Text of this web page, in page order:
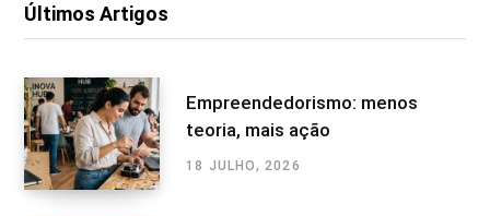
Últimos Artigos
Empreendedorismo: menos
teoria, mais ação
18 JULHO, 2026